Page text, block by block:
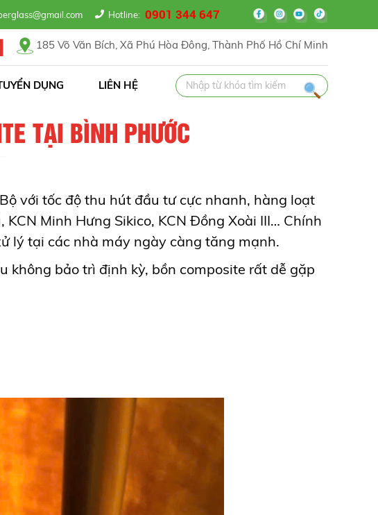
Hotline: 0901 344 647
185 Võ Văn Bích, Xã Phú Hòa Đông, Thành Phố Hồ Chí Minh
DỤNG LIÊN HỆ
TẠI BÌNH PHƯỚC
với tốc độ thu hút đầu tư cực nhanh, hàng loạt
Minh Hưng Sikico, KCN Đồng Xoài III… Chính
lý tại các nhà máy ngày càng tăng mạnh.
bảo trì định kỳ, bồn composite rất dễ gặp